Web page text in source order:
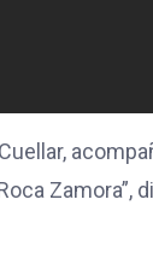
Zamora”,